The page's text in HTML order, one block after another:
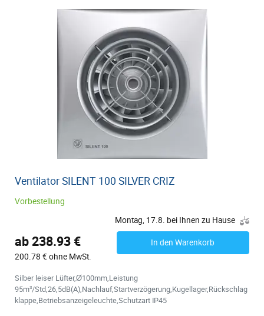
Ventilator SILENT 100 SILVER CRIZ
Vorbestellung
Montag, 17.8. bei Ihnen zu Hause
ab 238.93 €
200.78 € ohne MwSt.
In den Warenkorb
Silber leiser Lüfter,Ø100mm,Leistung
95m³/Std,26,5dB(A),Nachlauf,Startverzögerung,Kugellager,Rückschlag
klappe,Betriebsanzeigeleuchte,Schutzart IP45